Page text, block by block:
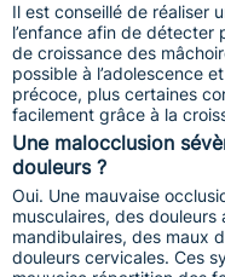
Il est conseillé de réaliser
l’enfance afin de détecter
de croissance des
possible à l’adolescence
précoce, plus certaines
facilement grâce à la
Une malocclusion
douleurs ?
Oui. Une mauvaise
musculaires, des
mandibulaires, des maux
douleurs cervicales. Ces